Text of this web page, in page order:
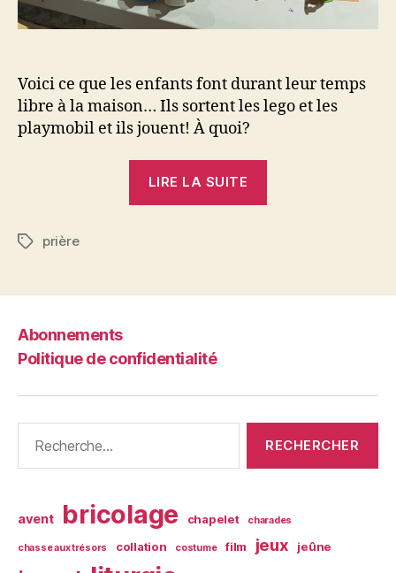
Voici ce que les enfants font durant leur temps
libre à la maison… Ils sortent les lego et les
playmobil et ils jouent! À quoi?
LIRE LA SUITE
la
Étiquettes
prière
Abonnements
Politique de confidentialité
avent bricolage chapelet charades
chasse aux trésors collation costume film jeux jeûne